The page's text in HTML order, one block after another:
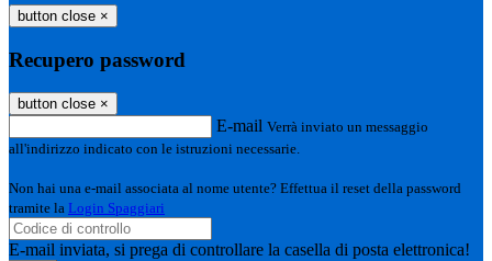
button close ×
Recupero password
button close ×
E-mail Verrà inviato un messaggio
all'indirizzo indicato con le istruzioni necessarie.
Non hai una e-mail associata al nome utente? Effettua il reset della password
tramite la Login Spaggiari
E-mail inviata, si prega di controllare la casella di posta elettronica!